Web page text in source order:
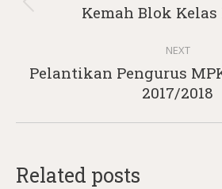
navigation
Kemah Blok Kelas
NEXT
Next
post:
Pelantikan Pengurus
2017/2018
Related posts